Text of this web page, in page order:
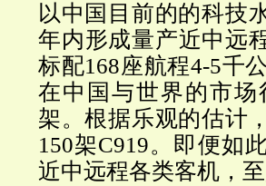
以中国目前的的科技
年内形成量产近中远
标配168座航程4-5千
在中国与世界的市场
架。根据乐观的估计
150架C919。即便如
近中远程各类客机，